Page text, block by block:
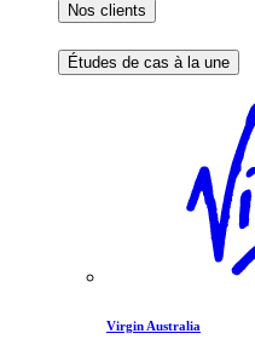
Nos clients
Études de cas à la une
Virgin Australia